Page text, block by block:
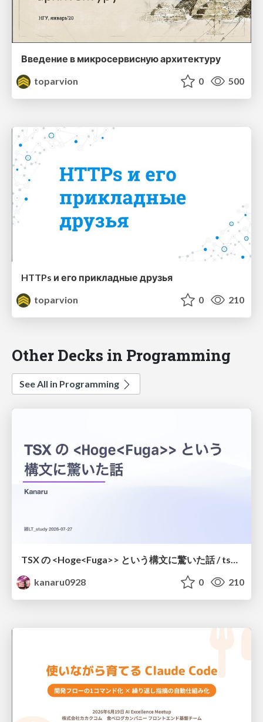
Введение в микросервисную архитектуру
toparvion
0 500
HTTPs и его прикладные друзья
toparvion
0 210
Other Decks in Programming
See All in Programming
kanaru0928
0 210